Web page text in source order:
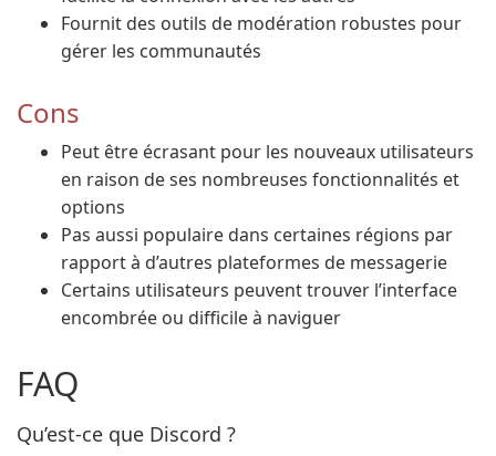
Fournit des outils de modération robustes pour
gérer les communautés
Cons
Peut être écrasant pour les nouveaux utilisateurs
en raison de ses nombreuses fonctionnalités et
options
Pas aussi populaire dans certaines régions par
rapport à d’autres plateformes de messagerie
Certains utilisateurs peuvent trouver l’interface
encombrée ou difficile à naviguer
FAQ
Qu’est-ce que Discord ?